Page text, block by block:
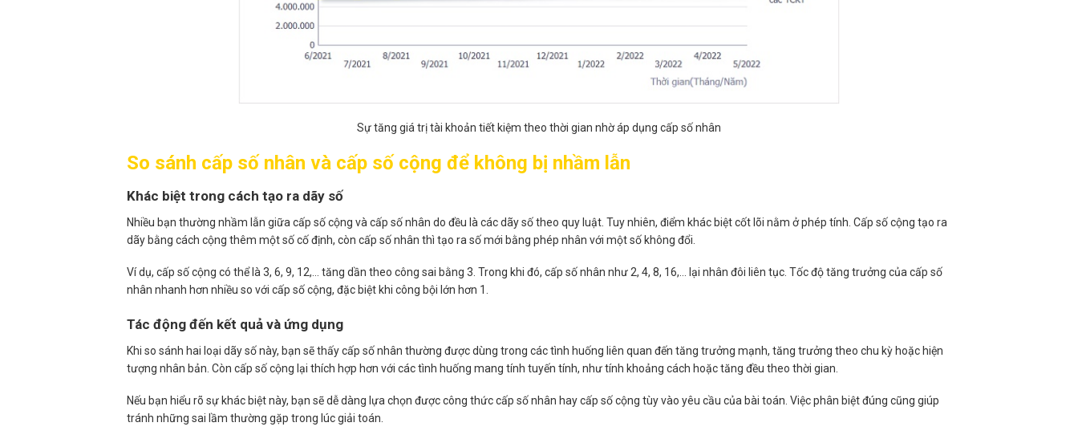
Sự tăng giá trị tài khoản tiết kiệm theo thời gian nhờ áp dụng cấp số nhân
So sánh cấp số nhân và cấp số cộng để không bị nhầm lẫn
Khác biệt trong cách tạo ra dãy số
Nhiều bạn thường nhầm lẫn giữa cấp số cộng và cấp số nhân do đều là các dãy số theo quy luật. Tuy nhiên, điểm khác biệt cốt lõi nằm ở phép tính. Cấp số cộng tạo ra
dãy bằng cách cộng thêm một số cố định, còn cấp số nhân thì tạo ra số mới bằng phép nhân với một số không đổi.
Ví dụ, cấp số cộng có thể là 3, 6, 9, 12,… tăng dần theo công sai bằng 3. Trong khi đó, cấp số nhân như 2, 4, 8, 16,… lại nhân đôi liên tục. Tốc độ tăng trưởng của cấp số
nhân nhanh hơn nhiều so với cấp số cộng, đặc biệt khi công bội lớn hơn 1.
Tác động đến kết quả và ứng dụng
Khi so sánh hai loại dãy số này, bạn sẽ thấy cấp số nhân thường được dùng trong các tình huống liên quan đến tăng trưởng mạnh, tăng trưởng theo chu kỳ hoặc hiện
tượng nhân bản. Còn cấp số cộng lại thích hợp hơn với các tình huống mang tính tuyến tính, như tính khoảng cách hoặc tăng đều theo thời gian.
Nếu bạn hiểu rõ sự khác biệt này, bạn sẽ dễ dàng lựa chọn được công thức cấp số nhân hay cấp số cộng tùy vào yêu cầu của bài toán. Việc phân biệt đúng cũng giúp
tránh những sai lầm thường gặp trong lúc giải toán.